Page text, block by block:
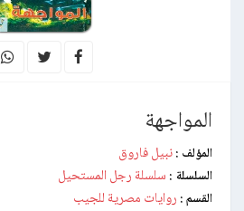
المواجهة
المؤلف : نبيل فاروق
السلسلة : سلسلة رجل المستحيل
القسم : روايات مصرية للجيب